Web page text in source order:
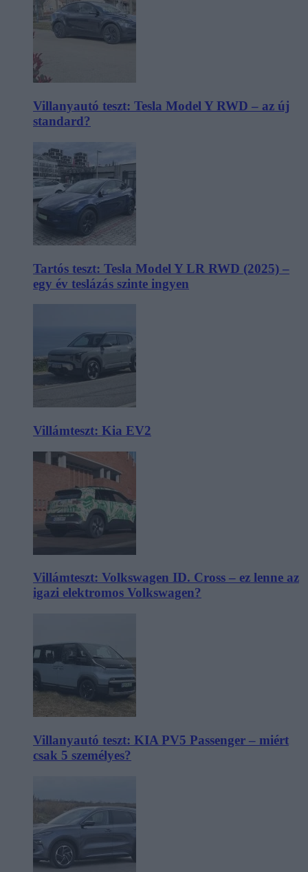
Villanyautó teszt: Tesla Model Y RWD – az új
standard?
Tartós teszt: Tesla Model Y LR RWD (2025) –
egy év teslázás szinte ingyen
Villámteszt: Kia EV2
Villámteszt: Volkswagen ID. Cross – ez lenne az
igazi elektromos Volkswagen?
Villanyautó teszt: KIA PV5 Passenger – miért
csak 5 személyes?